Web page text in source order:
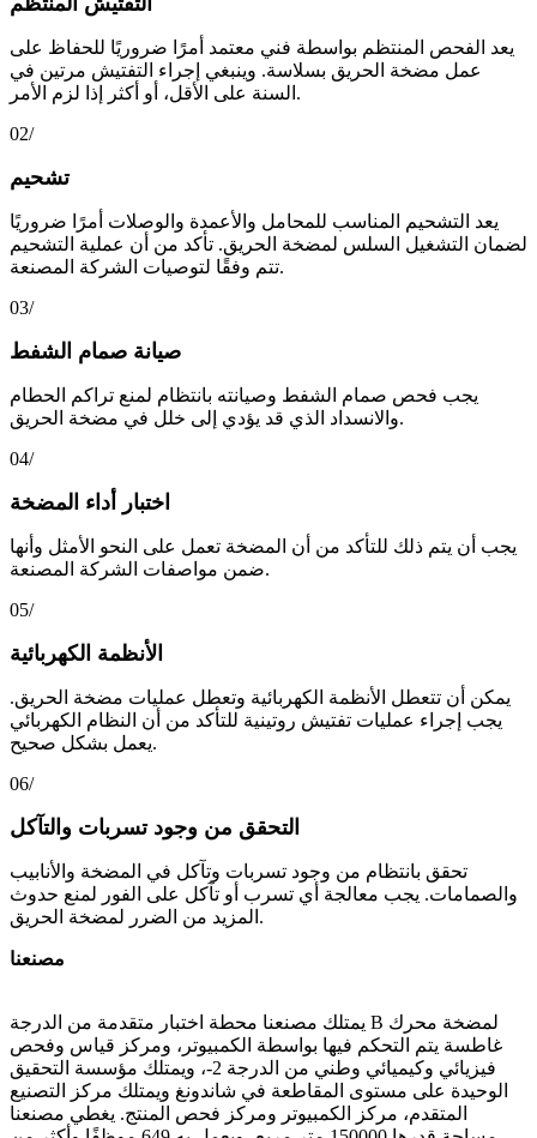
يعد الفحص المنتظم بواسطة فني معتمد أمرًا ضروريًا للحفاظ على
عمل مضخة الحريق بسلاسة. وينبغي إجراء التفتيش مرتين في
السنة على الأقل، أو أكثر إذا لزم الأمر.
02/
تشحيم
يعد التشحيم المناسب للمحامل والأعمدة والوصلات أمرًا ضروريًا
لضمان التشغيل السلس لمضخة الحريق. تأكد من أن عملية التشحيم
تتم وفقًا لتوصيات الشركة المصنعة.
03/
صيانة صمام الشفط
يجب فحص صمام الشفط وصيانته بانتظام لمنع تراكم الحطام
والانسداد الذي قد يؤدي إلى خلل في مضخة الحريق.
04/
اختبار أداء المضخة
يجب أن يتم ذلك للتأكد من أن المضخة تعمل على النحو الأمثل وأنها
ضمن مواصفات الشركة المصنعة.
05/
الأنظمة الكهربائية
يمكن أن تتعطل الأنظمة الكهربائية وتعطل عمليات مضخة الحريق.
يجب إجراء عمليات تفتيش روتينية للتأكد من أن النظام الكهربائي
يعمل بشكل صحيح.
06/
التحقق من وجود تسربات والتآكل
تحقق بانتظام من وجود تسربات وتآكل في المضخة والأنابيب
والصمامات. يجب معالجة أي تسرب أو تآكل على الفور لمنع حدوث
المزيد من الضرر لمضخة الحريق.
مصنعنا
يمتلك مصنعنا محطة اختبار متقدمة من الدرجة B لمضخة محرك
غاطسة يتم التحكم فيها بواسطة الكمبيوتر، ومركز قياس وفحص
فيزيائي وكيميائي وطني من الدرجة 2-، ويمتلك مؤسسة التحقيق
الوحيدة على مستوى المقاطعة في شاندونغ ويمتلك مركز التصنيع
المتقدم، مركز الكمبيوتر ومركز فحص المنتج. يغطي مصنعنا